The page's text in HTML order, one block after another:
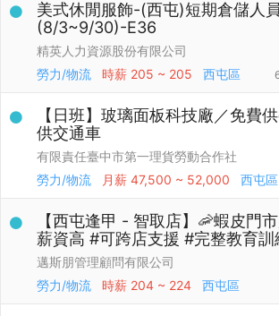
美式休閒服飾-(西屯)短期倉儲人員
(8/3~9/30)-E36
精英人力資源股份有限公司
勞力/物流
時薪 205 ~ 205 西屯區
【日班】玻璃面板科技廠／免費
供交通車
有限責任臺中市第一理貨勞動合作社
勞力/物流
月薪 47,500 ~ 52,000 西屯區
【西屯逢甲 - 智取店】🦐蝦皮門
薪資高 #可跨店支援 #完整教育訓
邁斯朋管理顧問有限公司
勞力/物流
時薪 204 ~ 224 西屯區